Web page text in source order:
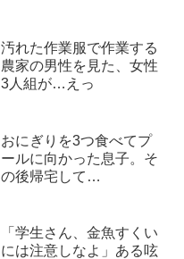
汚れた作業服で作業する
農家の男性を見た、女性
3人組が…えっ
おにぎりを3つ食べてプ
ールに向かった息子。そ
の後帰宅して…
「学生さん、金魚すくい
には注意しなよ」ある呟